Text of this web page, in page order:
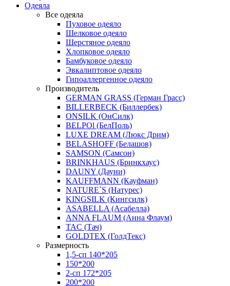
Одеяла
Все одеяла
Пуховое одеяло
Шелковое одеяло
Шерстяное одеяло
Хлопковое одеяло
Бамбуковое одеяло
Эвкалиптовое одеяло
Гипоаллергенное одеяло
Производитель
GERMAN GRASS (Герман Грасс)
BILLERBECK (Биллербек)
ONSILK (ОнСилк)
BELPOl (БелПоль)
LUXE DREAM (Люкс Дрим)
BELASHOFF (Белашов)
SAMSON (Самсон)
BRINKHAUS (Бринкхаус)
DAUNY (Дауни)
KAUFFMANN (Кауфман)
NATURE`S (Натурес)
KINGSILK (Кингсилк)
ASABELLA (Асабелла)
ANNA FLAUM (Анна Флаум)
TAC (Тач)
GOLDTEX (ГолдТекс)
Размерность
1,5-сп 140*205
150*200
2-сп 172*205
200*200